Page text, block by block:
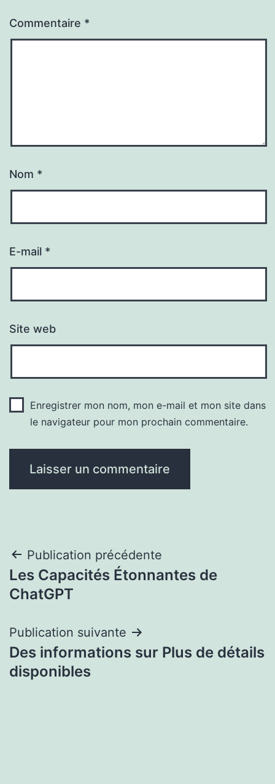
Commentaire *
Nom *
E-mail *
Site web
Enregistrer mon nom, mon e-mail et mon site dans
le navigateur pour mon prochain commentaire.
Navigation
de
Publication précédente
Les Capacités Étonnantes de
ChatGPT
Publication suivante
Des informations sur Plus de détails
disponibles